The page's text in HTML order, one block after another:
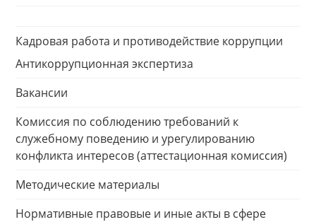
Кадровая работа и противодействие коррупции
Антикоррупционная экспертиза
Вакансии
Комиссия по соблюдению требований к
служебному поведению и урегулированию
конфликта интересов (аттестационная комиссия)
Методические материалы
Нормативные правовые и иные акты в сфере